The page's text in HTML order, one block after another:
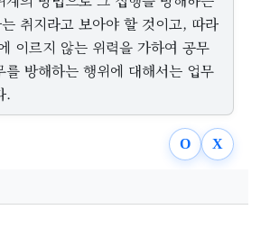
취지라고 보아야 할 것이고, 따라
이르지 않는 위력을 가하여 공무
방해하는 행위에 대해서는 업무
.
O X